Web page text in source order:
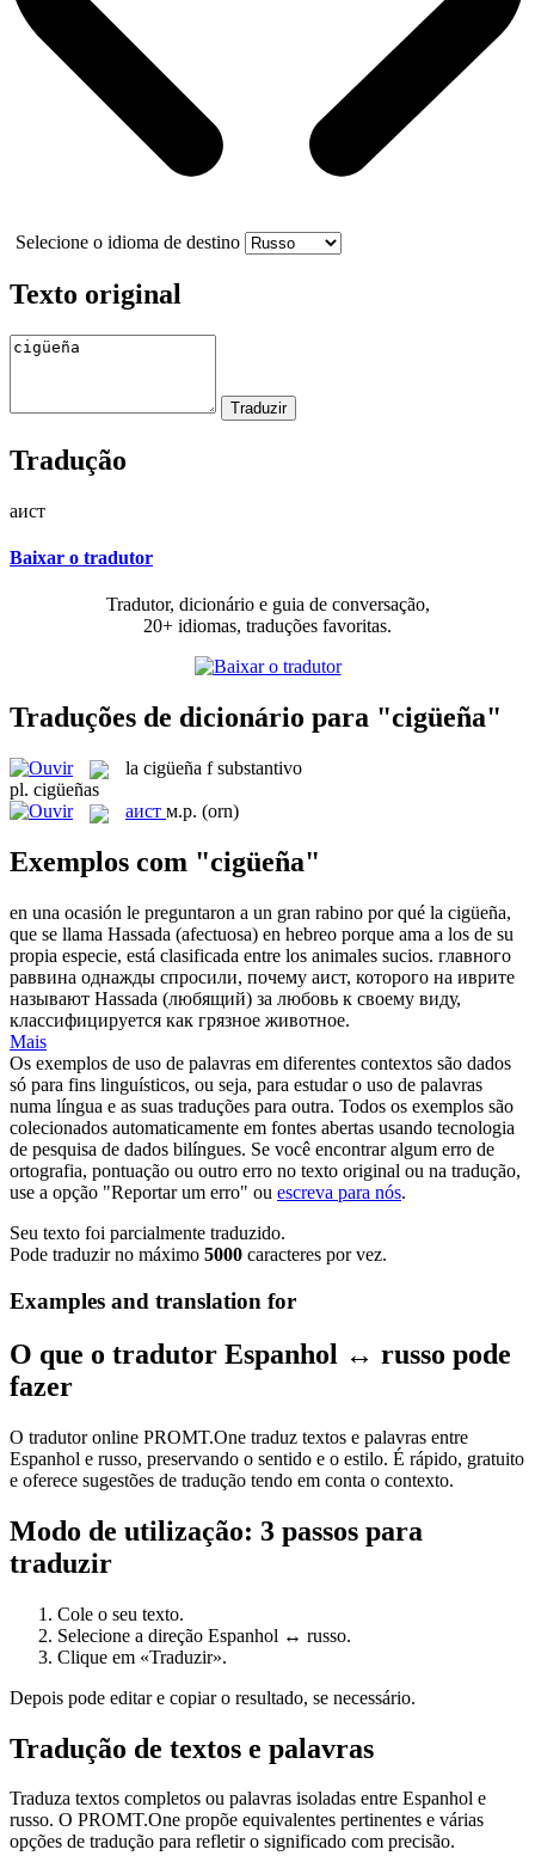
Selecione o idioma de destino
Texto original
Tradução
аист
Baixar o tradutor
Tradutor, dicionário e guia de conversação,
20+ idiomas, traduções favoritas.
Traduções de dicionário para "cigüeña"
la cigüeña f substantivo
pl. cigüeñas
аист м.р. (orn)
Exemplos com "cigüeña"
en una ocasión le preguntaron a un gran rabino por qué la cigüeña,
que se llama Hassada (afectuosa) en hebreo porque ama a los de su
propia especie, está clasificada entre los animales sucios. главного
раввина однажды спросили, почему аист, которого на иврите
называют Hassada (любящий) за любовь к своему виду,
классифицируется как грязное животное.
Mais
Os exemplos de uso de palavras em diferentes contextos são dados
só para fins linguísticos, ou seja, para estudar o uso de palavras
numa língua e as suas traduções para outra. Todos os exemplos são
colecionados automaticamente em fontes abertas usando tecnologia
de pesquisa de dados bilíngues. Se você encontrar algum erro de
ortografia, pontuação ou outro erro no texto original ou na tradução,
use a opção "Reportar um erro" ou escreva para nós.
Seu texto foi parcialmente traduzido.
Pode traduzir no máximo 5000 caracteres por vez.
Examples and translation for
O que o tradutor Espanhol ↔ russo pode
fazer
O tradutor online PROMT.One traduz textos e palavras entre
Espanhol e russo, preservando o sentido e o estilo. É rápido, gratuito
e oferece sugestões de tradução tendo em conta o contexto.
Modo de utilização: 3 passos para
traduzir
Cole o seu texto.
Selecione a direção Espanhol ↔ russo.
Clique em «Traduzir».
Depois pode editar e copiar o resultado, se necessário.
Tradução de textos e palavras
Traduza textos completos ou palavras isoladas entre Espanhol e
russo. O PROMT.One propõe equivalentes pertinentes e várias
opções de tradução para refletir o significado com precisão.